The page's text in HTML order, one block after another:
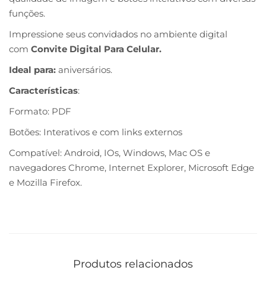
funções.
Impressione seus convidados no ambiente digital
com Convite Digital Para Celular.
Ideal para: aniversários.
Características:
Formato: PDF
Botões: Interativos e com links externos
Compatível: Android, IOs, Windows, Mac OS e
navegadores Chrome, Internet Explorer, Microsoft Edge
e Mozilla Firefox.
Produtos relacionados